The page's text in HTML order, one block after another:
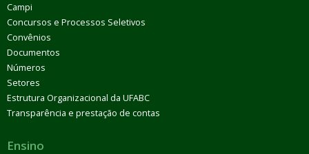
Campi
Concursos e Processos Seletivos
Convênios
Documentos
Números
Setores
Estrutura Organizacional da UFABC
Transparência e prestação de contas
Ensino